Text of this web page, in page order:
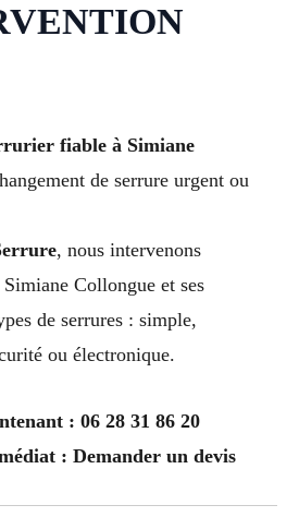
fiable à Simiane
de serrure urgent ou
, nous intervenons
Collongue et ses
de serrures : simple,
ou électronique.
: 06 28 31 86 20
: Demander un devis